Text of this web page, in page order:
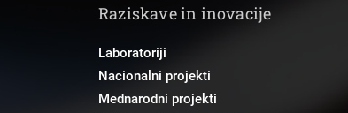
Raziskave in inovacije
Laboratoriji
Nacionalni projekti
Mednarodni projekti